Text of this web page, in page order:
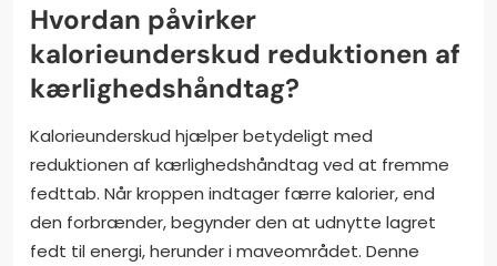
Hvordan påvirker
kalorieunderskud reduktionen af
kærlighedshåndtag?
Kalorieunderskud hjælper betydeligt med
reduktionen af kærlighedshåndtag ved at fremme
fedttab. Når kroppen indtager færre kalorier, end
den forbrænder, begynder den at udnytte lagret
fedt til energi, herunder i maveområdet. Denne